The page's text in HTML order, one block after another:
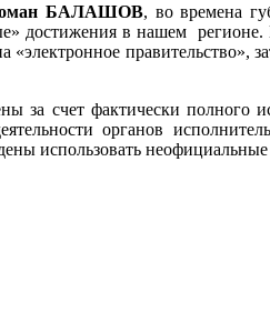
Роман БАЛАШОВ, во времена
достижения в нашем
правительство»,
за счет фактически полного
органов
использовать